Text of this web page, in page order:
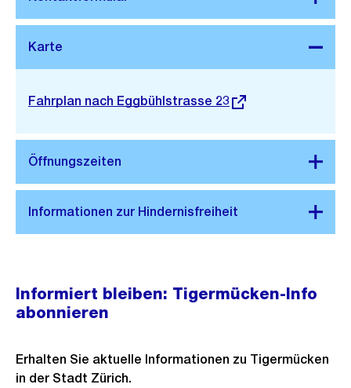
Stadtplan 3D
Externer
Fahrplan nach Eggbühlstrasse 23
Informiert bleiben: Tigermücken-Info
abonnieren
Erhalten Sie aktuelle Informationen zu Tigermücken
in der Stadt Zürich.